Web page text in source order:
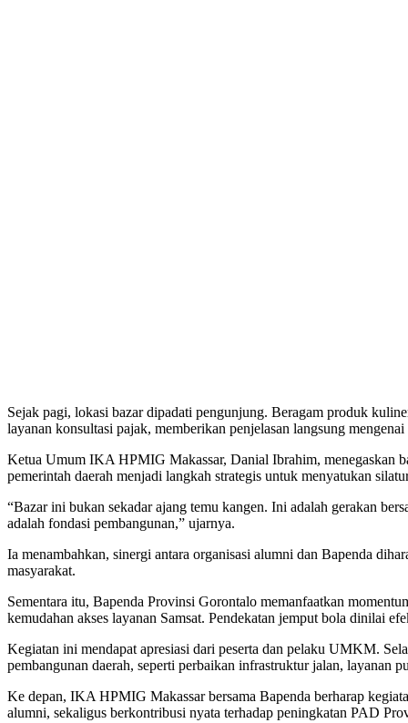
Sejak pagi, lokasi bazar dipadati pengunjung. Beragam produk
layanan konsultasi pajak, memberikan penjelasan langsung
Ketua Umum IKA HPMIG Makassar, Danial Ibrahim, menegaskan
pemerintah daerah menjadi langkah strategis untuk menyatukan
“Bazar ini bukan sekadar ajang temu kangen. Ini adalah gerakan
adalah fondasi pembangunan,” ujarnya.
Ia menambahkan, sinergi antara organisasi alumni dan Bapenda
masyarakat.
Sementara itu, Bapenda Provinsi Gorontalo memanfaatkan
kemudahan akses layanan Samsat. Pendekatan jemput bola dinilai
Kegiatan ini mendapat apresiasi dari peserta dan pelaku UMKM.
pembangunan daerah, seperti perbaikan infrastruktur jalan, layanan
Ke depan, IKA HPMIG Makassar bersama Bapenda berharap
alumni, sekaligus berkontribusi nyata terhadap peningkatan PAD